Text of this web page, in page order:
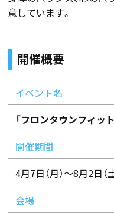
意しています。
開催概要
イベント名
「フロンタウンフィッ
開催期間
4月7日（月）～8月2日（
会場